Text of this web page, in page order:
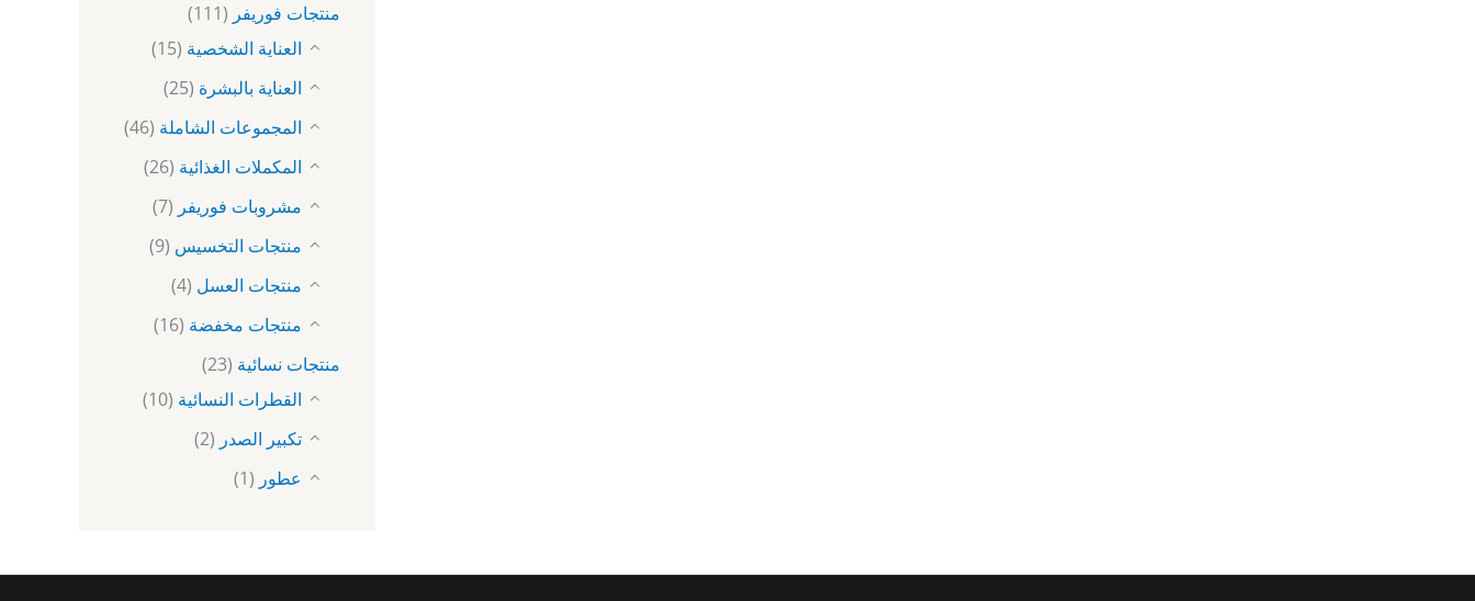
منتجات فوريفر (111)
العناية الشخصية (15)
العناية بالبشرة (25)
المجموعات الشاملة (46)
المكملات الغذائية (26)
مشروبات فوريفر (7)
منتجات التخسيس (9)
منتجات العسل (4)
منتجات مخفضة (16)
منتجات نسائية (23)
القطرات النسائية (10)
تكبير الصدر (2)
عطور (1)